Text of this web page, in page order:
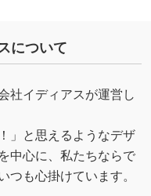
たい／QRコード
コードを生成
応じています。
について
社イディアスが運営し
」と思えるようなデザ
中心に、私たちならで
も心掛けています。